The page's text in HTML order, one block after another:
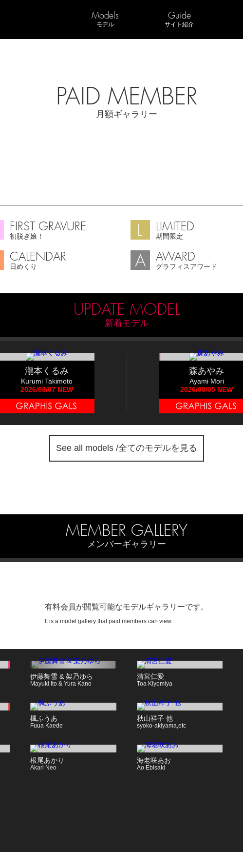
Models
モデル
Guide
サイト紹介
PAID MEMBER
月額ギャラリー
FIRST GRAVURE
初脱ぎ娘！
LIMITED
期間限定
CALENDAR
日めくり
AWARD
グラフィスアワード
UPDATE MODEL
新着モデル
瀧本くるみ
Kurumi Takimoto
2026/08/07 NEW
森あやみ
Ayami Mori
2026/08/05 NEW
See all models /全てのモデルを見る
MEMBER GALLERY
メンバーギャラリー
有料会員が閲覧可能なモデルギャラリーです。
It is a model gallery that paid members can view.
伊藤舞雪 & 架乃ゆら
Mayuki Ito & Yura Kano
清宮仁愛
Toa Kiyomiya
楓ふうあ
Fuua Kaede
秋山祥子 他
syoko-akiyama,etc
根尾あかり
Akari Neo
海老咲あお
Ao Ebisaki